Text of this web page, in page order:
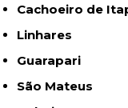
Cachoeiro de
Linhares
Guarapari
São Mateus